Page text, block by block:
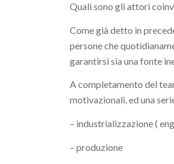
Quali sono gli attori
Come già detto in
persone che
garantirsi sia una fonte
A completamento del
motivazionali, ed una
– industrializzazione (
– produzione